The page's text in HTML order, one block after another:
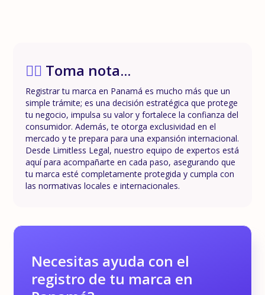
✍🏼 Toma nota...
Registrar tu marca en Panamá es mucho más que un
simple trámite; es una decisión estratégica que protege
tu negocio, impulsa su valor y fortalece la confianza del
consumidor. Además, te otorga exclusividad en el
mercado y te prepara para una expansión internacional.
Desde Limitless Legal, nuestro equipo de expertos está
aquí para acompañarte en cada paso, asegurando que
tu marca esté completamente protegida y cumpla con
las normativas locales e internacionales.
Necesitas ayuda con el
registro de tu marca en